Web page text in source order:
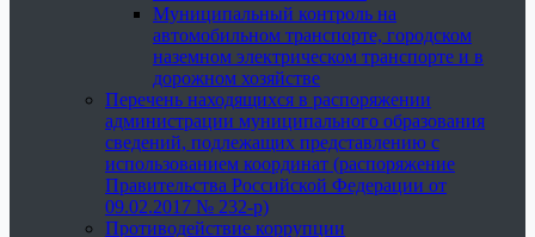
Муниципальный контроль на
автомобильном транспорте, городском
наземном электрическом транспорте и в
дорожном хозяйстве
Перечень находящихся в распоряжении
администрации муниципального образования
сведений, подлежащих представлению с
использованием координат (распоряжение
Правительства Российской Федерации от
09.02.2017 № 232-р)
Противодействие коррупции